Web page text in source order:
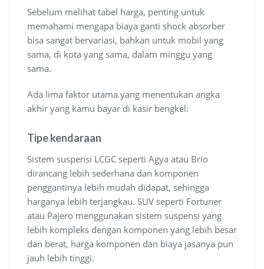
Sebelum melihat tabel harga, penting untuk
memahami mengapa biaya ganti shock absorber
bisa sangat bervariasi, bahkan untuk mobil yang
sama, di kota yang sama, dalam minggu yang
sama.
Ada lima faktor utama yang menentukan angka
akhir yang kamu bayar di kasir bengkel:
Tipe kendaraan
Sistem suspensi LCGC seperti Agya atau Brio
dirancang lebih sederhana dan komponen
penggantinya lebih mudah didapat, sehingga
harganya lebih terjangkau. SUV seperti Fortuner
atau Pajero menggunakan sistem suspensi yang
lebih kompleks dengan komponen yang lebih besar
dan berat, harga komponen dan biaya jasanya pun
jauh lebih tinggi.